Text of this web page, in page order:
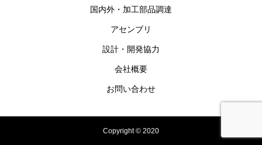
国内外・加工部品調達
アセンブリ
設計・開発協力
会社概要
お問い合わせ
Copyright © 2020